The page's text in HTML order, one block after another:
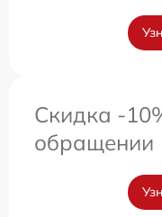
Скидка -
обращении